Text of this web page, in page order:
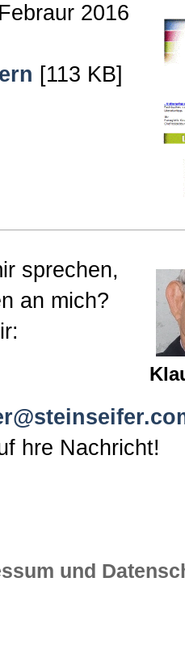
2016
[113 KB]
sprechen,
an mich?
hre Nachricht!
und